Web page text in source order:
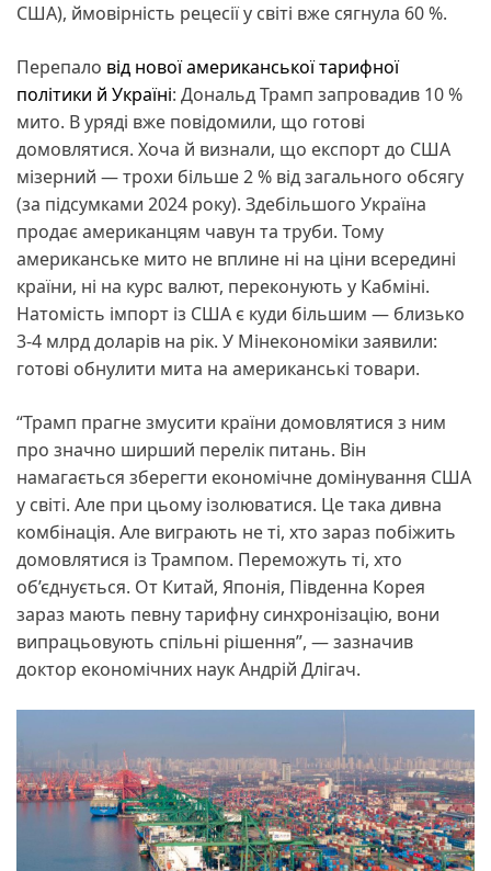
США), ймовірність рецесії у світі вже сягнула 60 %.
Перепало від нової американської тарифної
політики й Україні: Дональд Трамп запровадив 10 %
мито. В уряді вже повідомили, що готові
домовлятися. Хоча й визнали, що експорт до США
мізерний — трохи більше 2 % від загального обсягу
(за підсумками 2024 року). Здебільшого Україна
продає американцям чавун та труби. Тому
американське мито не вплине ні на ціни всередині
країни, ні на курс валют, переконують у Кабміні.
Натомість імпорт із США є куди більшим — близько
3-4 млрд доларів на рік. У Мінекономіки заявили:
готові обнулити мита на американські товари.
“Трамп прагне змусити країни домовлятися з ним
про значно ширший перелік питань. Він
намагається зберегти економічне домінування США
у світі. Але при цьому ізолюватися. Це така дивна
комбінація. Але виграють не ті, хто зараз побіжить
домовлятися із Трампом. Переможуть ті, хто
об’єднується. От Китай, Японія, Південна Корея
зараз мають певну тарифну синхронізацію, вони
випрацьовують спільні рішення”, — зазначив
доктор економічних наук Андрій Длігач.